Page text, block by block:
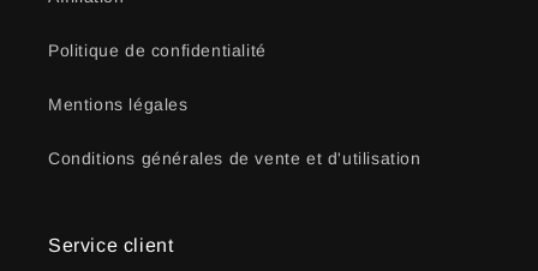
Politique de confidentialité
Mentions légales
Conditions générales de vente et d'utilisation
Service client